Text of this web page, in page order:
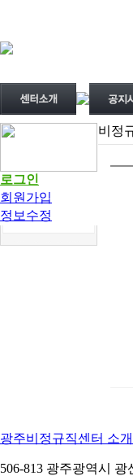
로그인
회원가입
정보수정
비정
광주비정규직센터 소개
506-813 광주광역시 광